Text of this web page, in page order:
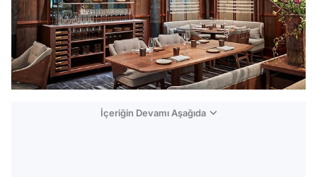
İçeriğin Devamı Aşağıda